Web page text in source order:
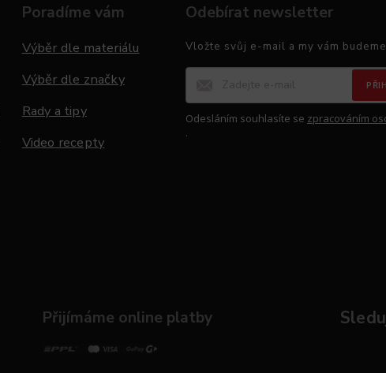
Poradíme vám
Výběr dle materiálu
Výběr dle značky
Rady a tipy
Video recepty
Odebírat newsletter
Vložte svůj e-mail a my vám
Odesláním souhlasíte se zpracováním
.
Přijímáme online platby